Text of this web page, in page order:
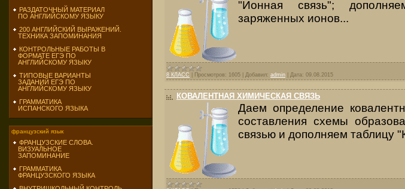
РАЗДАТОЧНЫЙ МАТЕРИАЛ
ПО АНГЛИЙСКОМУ ЯЗЫКУ
200 АНГЛИЙСКИЙ ВЫРАЖЕНИЙ.
ТЕХНИКА ЗАПОМИНАНИЯ
КОНТРОЛЬНЫЕ РАБОТЫ В
ФОРМАТЕ ЕГЭ ПО
АНГЛИЙСКОМУ ЯЗЫКУ
ТИПОВЫЕ ВАРИАНТЫ
ЗАДАНИЙ ЕГЭ ПО
АНГЛИЙСКОМУ ЯЗЫКУ
ГРАММАТИКА
ИСПАНСКОГО ЯЗЫКА
французский язык
ФРАНЦУЗСКИЕ СЛОВА.
ВИЗУАЛЬНОЕ
ЗАПОМИНАНИЕ
ГРАММАТИКА
ФРАНЦУЗСКОГО ЯЗЫКА
"Ионная связь";
заряженных ионов...
8 КЛАСС Просмотров: 1605 Добавил: admin Дата: 09.08.2015
КОВАЛЕНТНАЯ ХИМИЧЕСКАЯ СВЯЗЬ
Даем определение
составления схемы
связью и дополняем таблицу